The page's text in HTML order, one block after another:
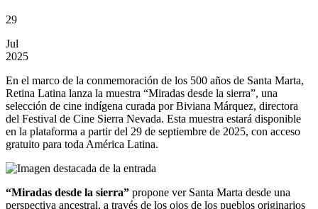
29
Jul
2025
En el marco de la conmemoración de los 500 años de Santa Marta,
Retina Latina lanza la muestra “Miradas desde la sierra”, una
selección de cine indígena curada por Biviana Márquez, directora
del Festival de Cine Sierra Nevada. Esta muestra estará disponible
en la plataforma a partir del 29 de septiembre de 2025, con acceso
gratuito para toda América Latina.
“Miradas desde la sierra” propone ver Santa Marta desde una
perspectiva ancestral, a través de los ojos de los pueblos originarios